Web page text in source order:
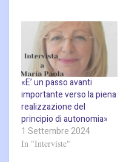
«E’ un passo avanti
importante verso la piena
realizzazione del
principio di autonomia»
1 Settembre 2024
In "Interviste"